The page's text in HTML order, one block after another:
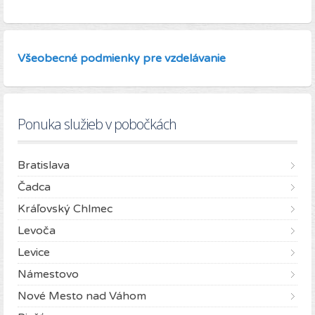
Všeobecné podmienky pre vzdelávanie
Ponuka služieb v pobočkách
Bratislava
Čadca
Kráľovský Chlmec
Levoča
Levice
Námestovo
Nové Mesto nad Váhom